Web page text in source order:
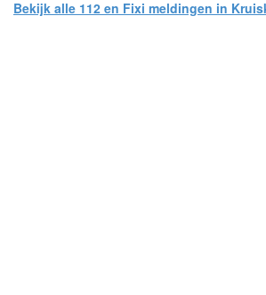
Bekijk alle 112 en Fixi meldingen in